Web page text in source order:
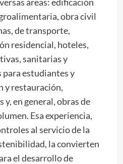
obra civil
de transporte,
residencial, hoteles,
sanitarias y
para estudiantes y
y restauración,
en general, obras de
Esa experiencia,
al servicio de la
la convierten
el desarrollo de